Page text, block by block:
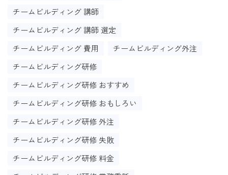
チームビルディング 講師
チームビルディング 講師 選定
チームビルディング 費用
チームビルディング外注
チームビルディング研修
チームビルディング研修 おすすめ
チームビルディング研修 おもしろい
チームビルディング研修 外注
チームビルディング研修 失敗
チームビルディング研修 料金